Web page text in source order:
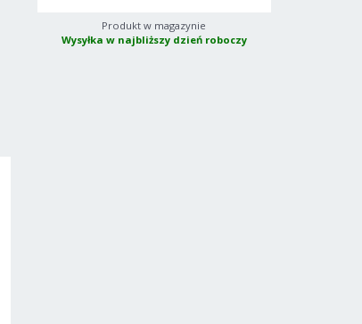
Produkt w magazynie
Wysyłka w najbliższy dzień roboczy